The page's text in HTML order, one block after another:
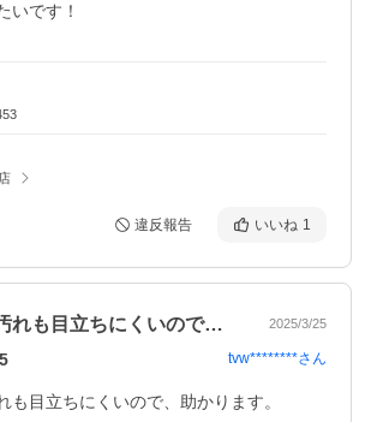
いです！
違反報告 いいね 1
生地も良くて汚れも目立ちにくいので、助… 2025/3/25
5 tvw********さん
も目立ちにくいので、助かります。